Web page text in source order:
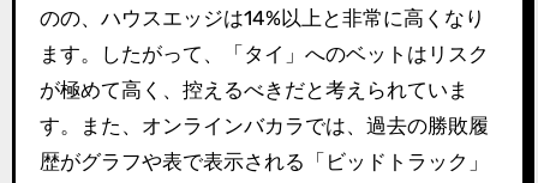
のの、ハウスエッジは14%以上と非常に高くなり
ます。したがって、「タイ」へのベットはリスク
が極めて高く、控えるべきだと考えられていま
す。また、オンラインバカラでは、過去の勝敗履
歴がグラフや表で表示される「ビッドトラック」